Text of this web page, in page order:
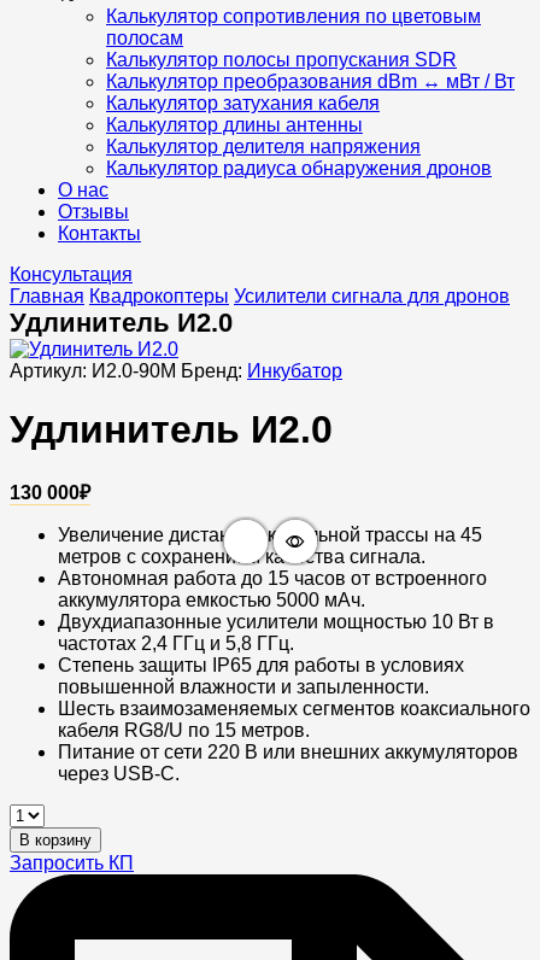
Калькулятор сопротивления по цветовым
полосам
Калькулятор полосы пропускания SDR
Калькулятор преобразования dBm ↔ мВт / Вт
Калькулятор затухания кабеля
Калькулятор длины антенны
Калькулятор делителя напряжения
Калькулятор радиуса обнаружения дронов
О нас
Отзывы
Контакты
Консультация
Главная Квадрокоптеры Усилители сигнала для дронов
Удлинитель И2.0
Артикул: И2.0-90M Бренд: Инкубатор
Удлинитель И2.0
130 000₽
Увеличение дистанции кабельной трассы на 45
метров с сохранением качества сигнала.
Автономная работа до 15 часов от встроенного
аккумулятора емкостью 5000 мАч.
Двухдиапазонные усилители мощностью 10 Вт в
частотах 2,4 ГГц и 5,8 ГГц.
Степень защиты IP65 для работы в условиях
повышенной влажности и запыленности.
Шесть взаимозаменяемых сегментов коаксиального
кабеля RG8/U по 15 метров.
Питание от сети 220 В или внешних аккумуляторов
через USB-C.
Удлинитель
И2.0
quantity
В корзину
Запросить КП